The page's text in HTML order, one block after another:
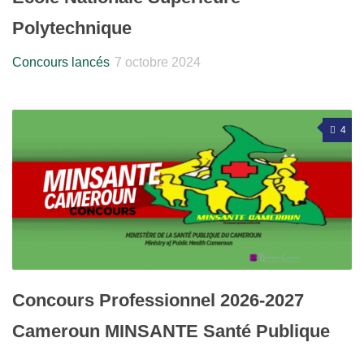
Polytechnique
Concours lancés 7 octobre 2024
4
Concours Professionnel 2026-2027
Cameroun MINSANTE Santé Publique